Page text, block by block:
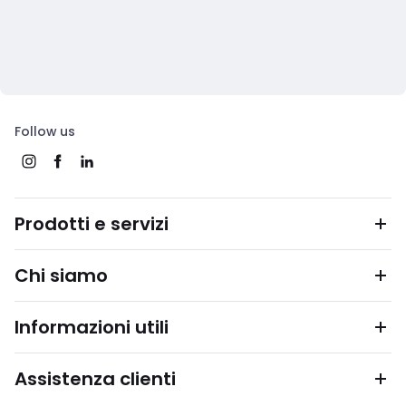
Follow us
Prodotti e servizi
Chi siamo
Informazioni utili
Assistenza clienti